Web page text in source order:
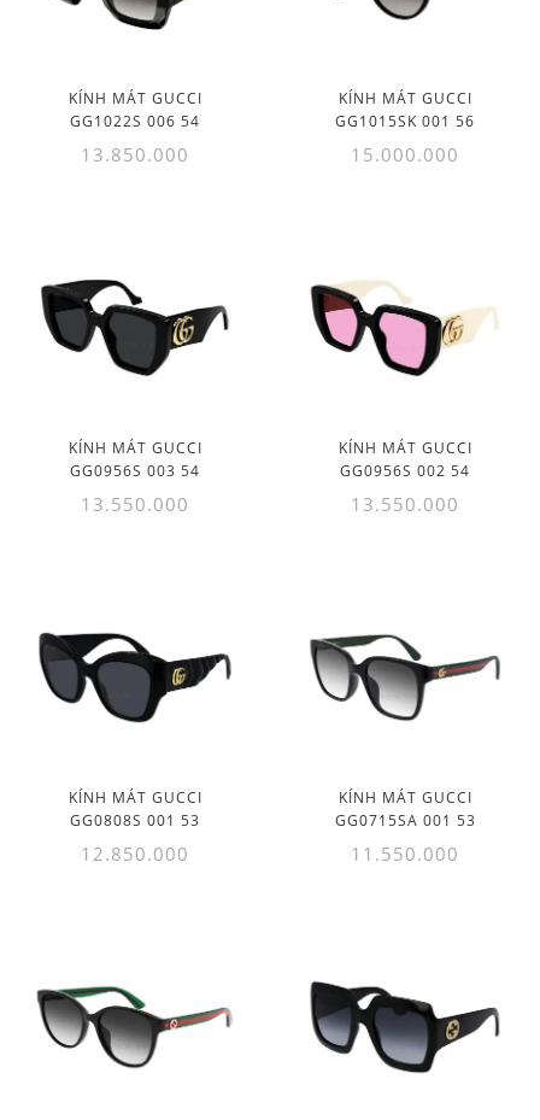
KÍNH MÁT GUCCI
GG1022S 006 54
13.850.000
KÍNH MÁT GUCCI
GG1015SK 001 56
15.000.000
KÍNH MÁT GUCCI
GG0956S 003 54
13.550.000
KÍNH MÁT GUCCI
GG0956S 002 54
13.550.000
KÍNH MÁT GUCCI
GG0808S 001 53
12.850.000
KÍNH MÁT GUCCI
GG0715SA 001 53
11.550.000